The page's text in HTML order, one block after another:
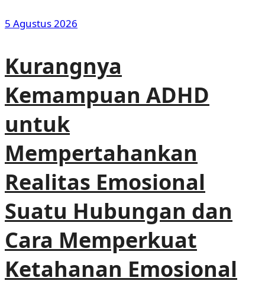
5 Agustus 2026
Kurangnya
Kemampuan ADHD
untuk
Mempertahankan
Realitas Emosional
Suatu Hubungan dan
Cara Memperkuat
Ketahanan Emosional